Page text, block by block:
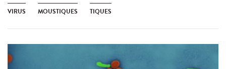
VIRUS MOUSTIQUES TIQUES